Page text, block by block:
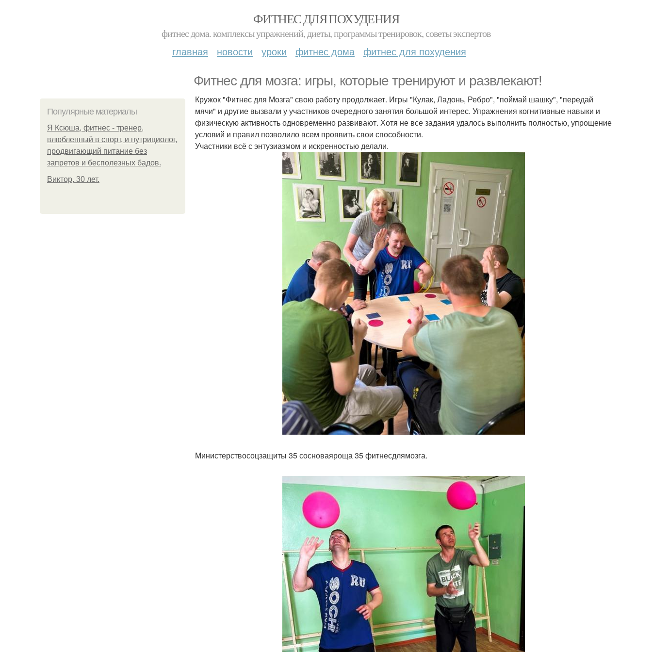
ФИТНЕС ДЛЯ ПОХУДЕНИЯ
фитнес дома. комплексы упражнений, диеты, программы тренировок, советы экспертов
главная новости уроки фитнес дома фитнес для похудения
Фитнес для мозга: игры, которые тренируют и развлекают!
Популярные материалы
Я Ксюша, фитнес - тренер,
влюбленный в спорт, и нутрициолог,
продвигающий питание без
запретов и бесполезных бадов.
Виктор, 30 лет.
Кружок "Фитнес для Мозга" свою работу продолжает. Игры "Кулак, Ладонь, Ребро", "поймай шашку", "передай
мячи" и другие вызвали у участников очередного занятия большой интерес. Упражнения когнитивные навыки и
физическую активность одновременно развивают. Хотя не все задания удалось выполнить полностью, упрощение
условий и правил позволило всем проявить свои способности.
Участники всё с энтузиазмом и искренностью делали.
Министерствосоцзащиты 35 сосноваяроща 35 фитнесдлямозга.